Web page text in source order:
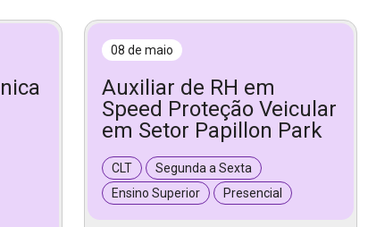
08 de maio
Auxiliar de RH em
Speed Proteção Veicular
em Setor Papillon Park
CLT
Segunda a Sexta
Ensino Superior
Presencial